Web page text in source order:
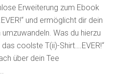
Erweiterung zum Ebook
und ermöglicht dir dein
Was du hierzu
coolste T(ii)-Shirt….EVER!“
über dein Tee